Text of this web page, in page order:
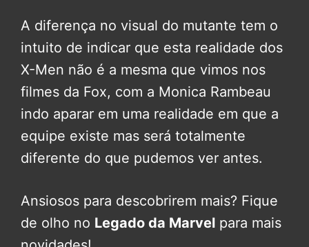
A diferença no visual do mutante tem o
intuito de indicar que esta realidade dos
X-Men não é a mesma que vimos nos
filmes da Fox, com a Monica Rambeau
indo aparar em uma realidade em que a
equipe existe mas será totalmente
diferente do que pudemos ver antes.
Ansiosos para descobrirem mais? Fique
de olho no Legado da Marvel para mais